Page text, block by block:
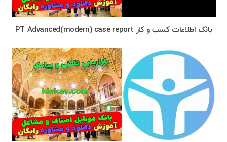
بانک اطلاعات کسب و کار PT Advanced(modern) case report